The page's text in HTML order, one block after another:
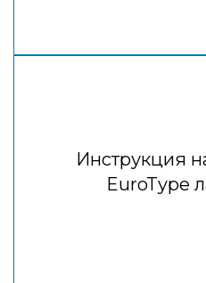
Инструкция
EuroType